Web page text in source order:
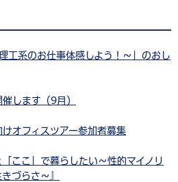
工系のお仕事体感しよう！～」のおし
します（9月）
オフィスツアー参加者募集
ここ」で暮らしたい～性的マイノリ
づらさ～』